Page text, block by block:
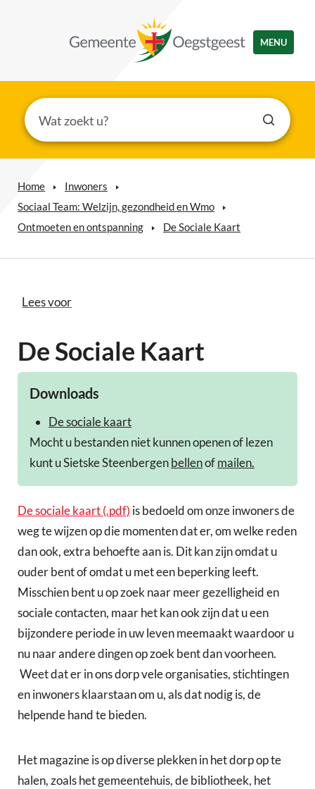
MENU
Home
Inwoners
Sociaal Team: Welzijn, gezondheid en Wmo
Ontmoeten en ontspanning
De Sociale Kaart
Lees voor
De Sociale Kaart
Downloads
De sociale kaart
Mocht u bestanden niet kunnen openen of lezen
kunt u Sietske Steenbergenbellenofmailen.
De sociale kaart (.pdf) is bedoeld om onze inwoners de
weg te wijzen op die momenten dat er, om welke reden
dan ook, extra behoefte aan is. Dit kan zijn omdat u
ouder bent of omdat u met een beperking leeft.
Misschien bent u op zoek naar meer gezelligheid en
sociale contacten, maar het kan ook zijn dat u een
bijzondere periode in uw leven meemaakt waardoor u
nu naar andere dingen op zoek bent dan voorheen.
Weet dat er in ons dorp vele organisaties, stichtingen
en inwoners klaarstaan om u, als dat nodig is, de
helpende hand te bieden.
Het magazine is op diverse plekken in het dorp op te
halen, zoals het gemeentehuis, de bibliotheek, het